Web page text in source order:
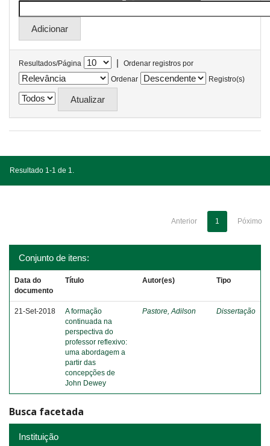
Resultados/Página |
Ordenar registros por
Ordenar
Registro(s)
Resultado 1-1 de 1.
Anterior 1 Póximo
Conjunto de itens:
Data do
documento
Título Autor(es) Tipo
21-Set-2018
A formação
continuada na
perspectiva do
professor reflexivo:
uma abordagem a
partir das
concepções de
John Dewey
Pastore, Adilson Dissertação
Busca facetada
Instituição